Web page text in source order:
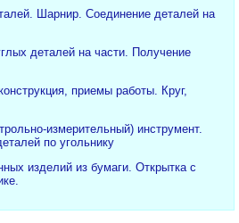
Шарнир. Соединение деталей на
деталей на части. Получение
приемы работы. Круг,
измерительный) инструмент.
по угольнику
изделий из бумаги. Открытка с